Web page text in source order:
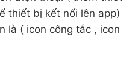
thiết bị kết nối lên app)
là ( icon công tắc , icon